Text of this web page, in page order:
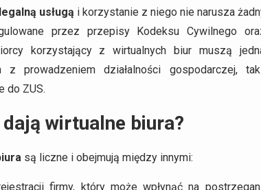
usługą i korzystanie z niego nie narusza
przez przepisy Kodeksu Cywilnego
korzystający z wirtualnych biur muszą
z prowadzeniem działalności gospodarczej,
do ZUS.
wirtualne biura?
są liczne i obejmują między innymi:
firmy, który może wpłynąć na